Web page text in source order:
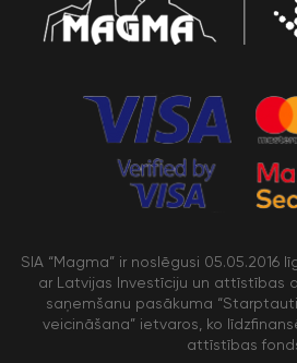
SIA “Magma” ir noslēgusi 05.05.2016
ar Latvijas Investīciju un attīstības
saņemšanu pasākuma
veicināšana” ietvaros, ko
attīstības